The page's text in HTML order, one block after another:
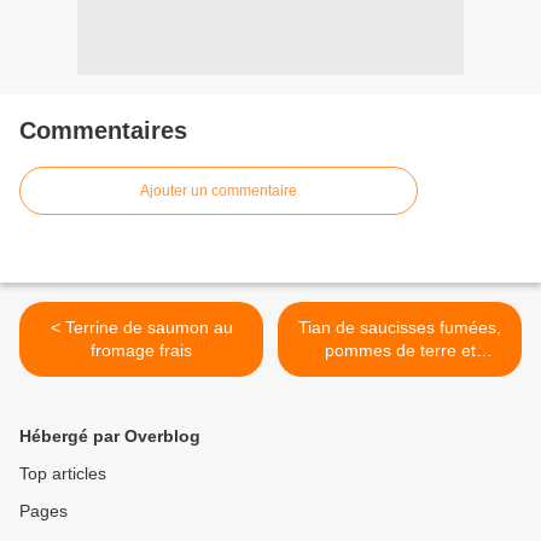
Commentaires
Ajouter un commentaire
< Terrine de saumon au
fromage frais
Tian de saucisses fumées,
pommes de terre et
béchamel >
Hébergé par Overblog
Top articles
Pages